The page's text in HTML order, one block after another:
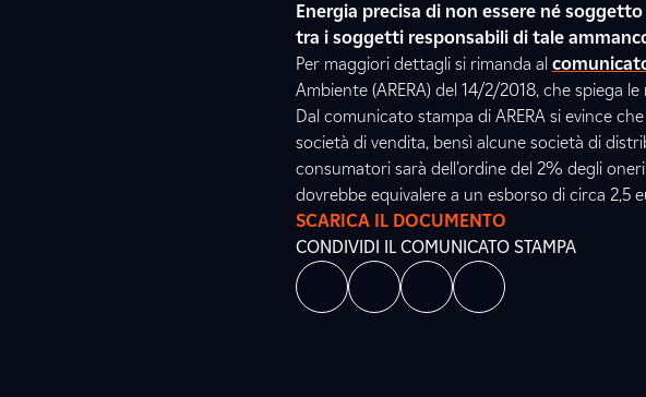
Energia precisa di non essere né
tra i soggetti responsabili di tale
Per maggiori dettagli si rimanda al
Ambiente (ARERA) del 14/2/2018, che spiega
Dal comunicato stampa di ARERA si evince
società di vendita, bensì alcune società di
consumatori sarà dell’ordine del 2% degli
dovrebbe equivalere a un esborso di circa 2,5
SCARICA IL DOCUMENTO
CONDIVIDI IL COMUNICATO STAMPA